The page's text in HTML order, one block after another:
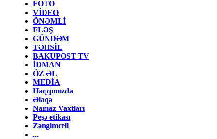
FOTO
VİDEO
ÖNƏMLİ
FLƏŞ
GÜNDƏM
TƏHSİL
BAKUPOST TV
İDMAN
ÖZ ƏL
MEDİA
Haqqımızda
Əlaqə
Namaz Vaxtları
Peşə etikası
Zəngimcell
...